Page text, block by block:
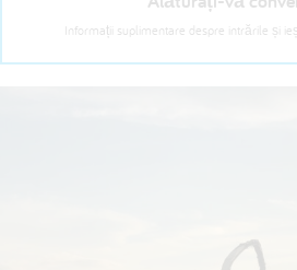
Informații suplimentare despre intrările și